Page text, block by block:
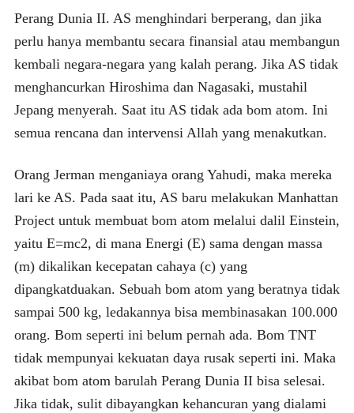
Perang Dunia II. AS menghindari berperang, dan jika
perlu hanya membantu secara finansial atau membangun
kembali negara-negara yang kalah perang. Jika AS tidak
menghancurkan Hiroshima dan Nagasaki, mustahil
Jepang menyerah. Saat itu AS tidak ada bom atom. Ini
semua rencana dan intervensi Allah yang menakutkan.
Orang Jerman menganiaya orang Yahudi, maka mereka
lari ke AS. Pada saat itu, AS baru melakukan Manhattan
Project untuk membuat bom atom melalui dalil Einstein,
yaitu E=mc2, di mana Energi (E) sama dengan massa
(m) dikalikan kecepatan cahaya (c) yang
dipangkatduakan. Sebuah bom atom yang beratnya tidak
sampai 500 kg, ledakannya bisa membinasakan 100.000
orang. Bom seperti ini belum pernah ada. Bom TNT
tidak mempunyai kekuatan daya rusak seperti ini. Maka
akibat bom atom barulah Perang Dunia II bisa selesai.
Jika tidak, sulit dibayangkan kehancuran yang dialami